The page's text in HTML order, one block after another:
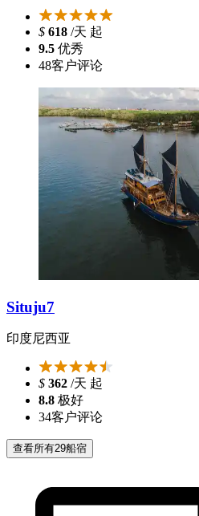
$ 618 /天 起
9.5 优秀
48客户评论
Situju7
印度尼西亚
$ 362 /天 起
8.8 极好
34客户评论
查看所有29船宿